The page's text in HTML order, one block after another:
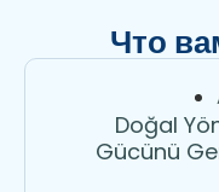
Что
Doğal
Gücünü